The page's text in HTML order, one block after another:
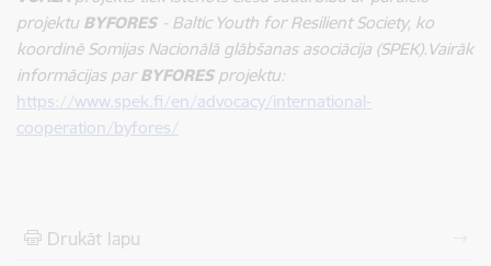
projektu BYFORES - Baltic Youth for Resilient Society, ko
koordinē Somijas Nacionālā glābšanas asociācija (SPEK).Vairāk
informācijas parBYFORESprojektu:
https://www.spek.fi/en/advocacy/international-
cooperation/byfores/
Drukāt lapu